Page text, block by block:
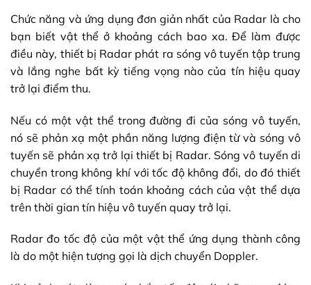
Chức năng và ứng dụng đơn giản nhất của Radar là cho
bạn biết vật thể ở khoảng cách bao xa. Để làm được
điều này, thiết bị Radar phát ra sóng vô tuyến tập trung
và lắng nghe bất kỳ tiếng vọng nào của tín hiệu quay
trở lại điểm thu.
Nếu có một vật thể trong đường đi của sóng vô tuyến,
nó sẽ phản xạ một phần năng lượng điện từ và sóng vô
tuyến sẽ phản xạ trở lại thiết bị Radar. Sóng vô tuyến di
chuyển trong không khí với tốc độ không đổi, do đó thiết
bị Radar có thể tính toán khoảng cách của vật thể dựa
trên thời gian tín hiệu vô tuyến quay trở lại.
Radar đo tốc độ của một vật thể ứng dụng thành công
là do một hiện tượng gọi là dịch chuyển Doppler.